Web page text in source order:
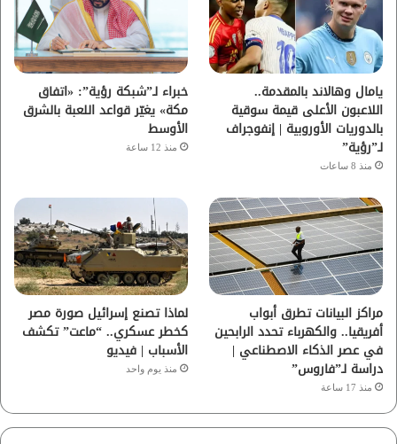
و
ك
ب
ق
ر
ا
م
يامال وهالاند بالمقدمة..
اللاعبون الأعلى قيمة سوقية
بالدوريات الأوروبية | إنفوجراف
لـ”رؤية”
منذ 8 ساعات
خبراء لـ”شبكة رؤية”: «اتفاق
مكة» يغيّر قواعد اللعبة بالشرق
الأوسط
منذ 12 ساعة
مراكز البيانات تطرق أبواب
أفريقيا.. والكهرباء تحدد الرابحين
في عصر الذكاء الاصطناعي |
دراسة لـ”فاروس”
منذ 17 ساعة
لماذا تصنع إسرائيل صورة مصر
كخطر عسكري.. “ماعت” تكشف
الأسباب | فيديو
منذ يوم واحد